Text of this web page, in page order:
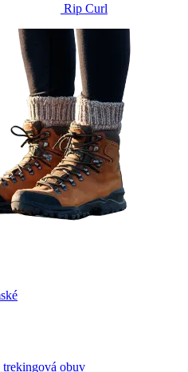
Rip Curl
trekingová obuv